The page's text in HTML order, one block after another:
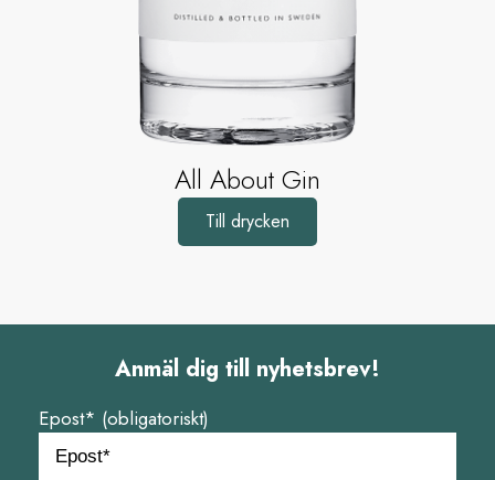
All About Gin
Till drycken
Anmäl dig till nyhetsbrev!
Epost* (obligatoriskt)